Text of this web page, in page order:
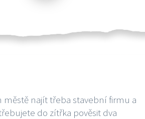
městě najít třeba stavební firmu a
do zítřka pověsit dva